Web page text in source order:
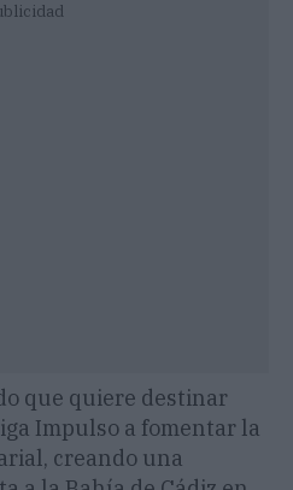
que quiere destinar
Impulso a fomentar la
creando una